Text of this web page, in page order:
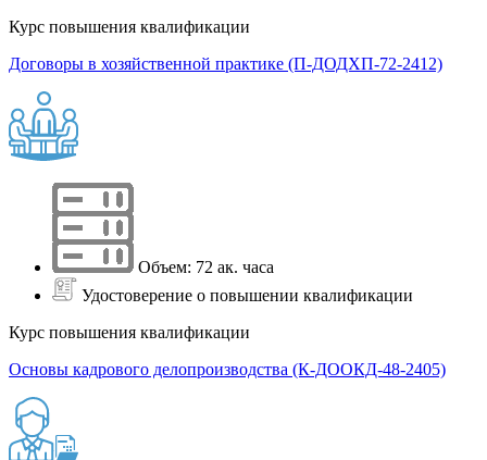
Курс повышения квалификации
Договоры в хозяйственной практике (П-ДОДХП-72-2412)
Объем: 72 ак. часа
Удостоверение о повышении квалификации
Курс повышения квалификации
Основы кадрового делопроизводства (К-ДООКД-48-2405)